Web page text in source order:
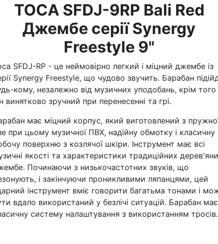
TOCA SFDJ-9RP Bali Red
Джембе серії Synergy
Freestyle 9"
SFDJ-RP - це неймовірно легкий і міцний джембе із
Synergy Freestyle, що чудово звучить. Барабан
кому, незалежно від музичних уподобань, крім того
винятково зручний при перенесенні та грі.
має міцний корпус, який виготовлений з
при цьому музичної ПВХ, надійну обмотку і класичну
поверхню з козлячої шкіри. Інструмент має всі
якості та характеристики традиційних
Починаючи з низькочастотних звуків, що
і закінчуючи проникливими ляпанцями, цей
інструмент вміє говорити багатьма тонами і
вдало використаний у безлічі ситуацій. Барабан має
систему налаштування з використанням тросів.